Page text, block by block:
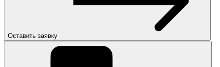
Оставить заявку